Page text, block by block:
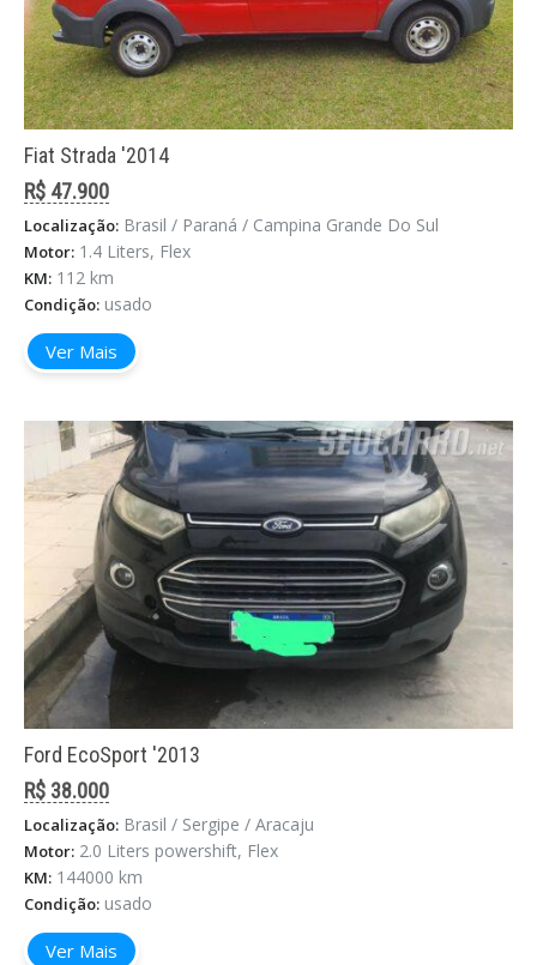
Fiat Strada '2014
R$ 47.900
Localização: Brasil / Paraná / Campina Grande Do Sul
Motor: 1.4 Liters, Flex
KM: 112 km
Condição: usado
Ver Mais
Ford EcoSport '2013
R$ 38.000
Localização: Brasil / Sergipe / Aracaju
Motor: 2.0 Liters powershift, Flex
KM: 144000 km
Condição: usado
Ver Mais